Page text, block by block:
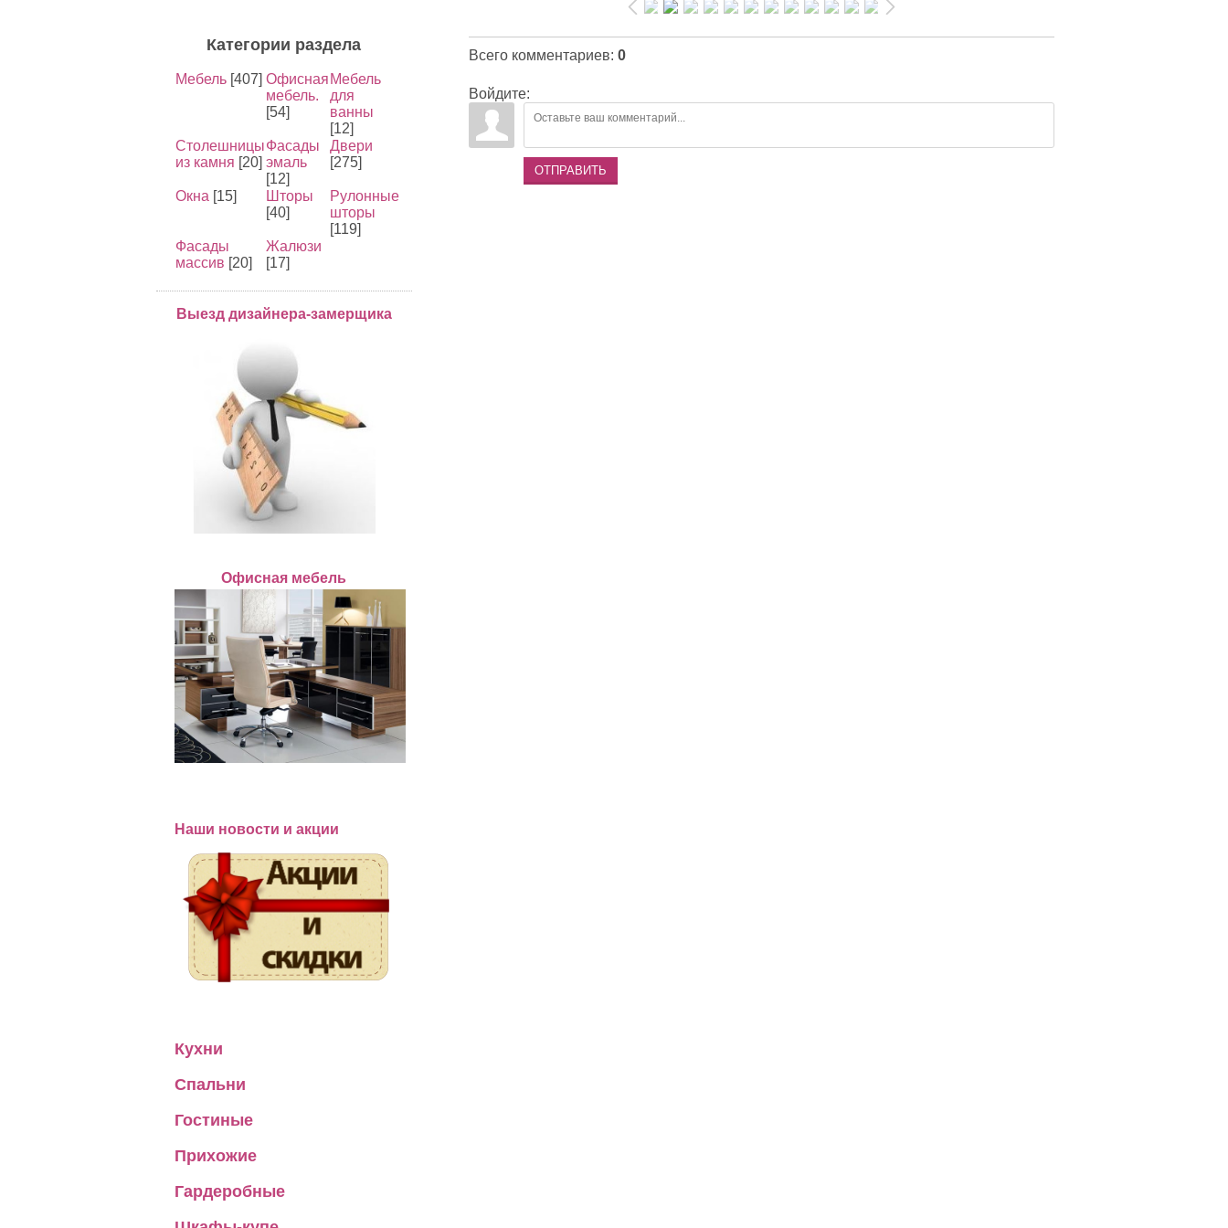
Всего комментариев: 0
Войдите:
ОТПРАВИТЬ
Категории раздела
Мебель [407] Офисная
мебель.
[54]
Мебель
для
ванны
[12]
Столешницы
из камня [20]
Фасады
эмаль
[12]
Двери
[275]
Окна [15]
Шторы
[40]
Рулонные
шторы
[119]
Фасады
массив [20]
Жалюзи
[17]
Выезд дизайнера-замерщика
Офисная мебель
Наши новости и акции
Кухни
Спальни
Гостиные
Прихожие
Гардеробные